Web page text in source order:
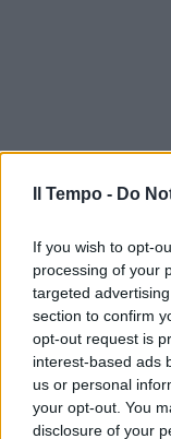
Il Tempo - Do
If you wish to opt-
processing of your
targeted
section to confirm
opt-out request is
interest-based ads
us or personal
your opt-out. You
disclosure of your